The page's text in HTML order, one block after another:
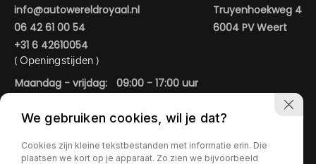
info@autowereldroyaal.nl
06 42 61 00 54
+31 6 42610054
Truyenhoekweg 4
6004 PV Weert
( Openingstijden )
Maandag - vrijdag:
09:00 - 17:00 uur
In de avonduren geopend op afspraak.
We gebruiken cookies, wil je dat?
Cookies zijn kleine tekstbestanden met informatie erin. Die
plaatsen we kort op je apparaat. Zo zien we bijvoorbeeld